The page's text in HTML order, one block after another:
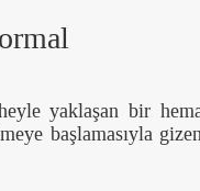
yaklaşan bir
başlamasıyla